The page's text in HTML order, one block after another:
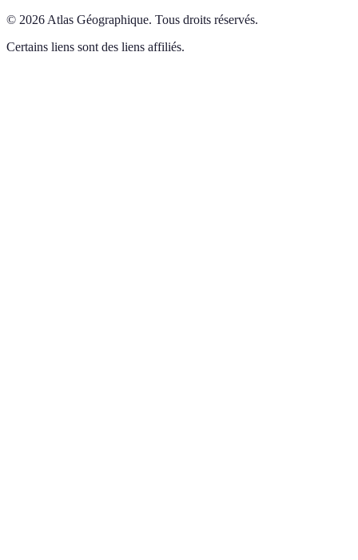
© 2026 Atlas Géographique. Tous droits réservés.
Certains liens sont des liens affiliés.